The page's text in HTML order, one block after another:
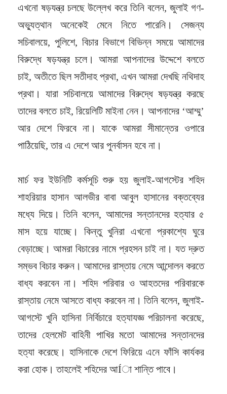
এখনো ষড়যন্ত্র চলছে উল্লেখ করে তিনি বলেন, জুলাই গণ-
অভ্যুত্থান অনেকেই মেনে নিতে পারেনি। সেজন্য
সচিবালয়ে, পুলিশে, বিচার বিভাগে বিভিন্ন সময়ে আমাদের
বিরুদ্ধে ষড়যন্ত্র চলে। আমরা আপনাদের উদ্দেশে বলতে
চাই, অতীতে ছিল সতীদাহ প্রথা, এখন আমরা দেখছি নথিদাহ
প্রথা। যারা সচিবালয়ে আমাদের বিরুদ্ধে ষড়যন্ত্র করছে
তাদের বলতে চাই, রিয়েলিটি মাইনা নেন। আপনাদের ‘আম্মু’
আর দেশে ফিরবে না। যাকে আমরা সীমান্তের ওপারে
পাঠিয়েছি, তার এ দেশে আর পুনর্বাসন হবে না।
মার্চ ফর ইউনিটি কর্মসূচি শুরু হয় জুলাই-আগস্টের শহিদ
শাহরিয়ার হাসান আলভীর বাবা আবুল হাসানের বক্তব্যের
মধ্যে দিয়ে। তিনি বলেন, আমাদের সন্তানদের হত্যার ৫
মাস হয়ে যাচ্ছে। কিন্তু খুনিরা এখনো প্রকাশ্যে ঘুরে
বেড়াচ্ছে। আমরা বিচারের নামে প্রহসন চাই না। যত দ্রুত
সম্ভব বিচার করুন। আমাদের রাস্তায় নেমে আন্দোলন করতে
বাধ্য করবেন না। শহিদ পরিবার ও আহতদের পরিবারকে
রাস্তায় নেমে আসতে বাধ্য করবেন না। তিনি বলেন, জুলাই-
আগস্টে খুনি হাসিনা নির্বিচারে হত্যাযজ্ঞ পরিচালনা করেছে,
তাদের হেলমেট বাহিনী পাখির মতো আমাদের সন্তানদের
হত্যা করেছে। হাসিনাকে দেশে ফিরিয়ে এনে ফাঁসি কার্যকর
করা হোক। তাহলেই শহিদের আÍা শান্তি পাবে।